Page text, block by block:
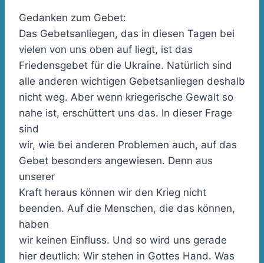
Gedanken zum Gebet:
Das Gebetsanliegen, das in diesen Tagen bei
vielen von uns oben auf liegt, ist das
Friedensgebet für die Ukraine. Natürlich sind
alle anderen wichtigen Gebetsanliegen deshalb
nicht weg. Aber wenn kriegerische Gewalt so
nahe ist, erschüttert uns das. In dieser Frage
sind
wir, wie bei anderen Problemen auch, auf das
Gebet besonders angewiesen. Denn aus
unserer
Kraft heraus können wir den Krieg nicht
beenden. Auf die Menschen, die das können,
haben
wir keinen Einfluss. Und so wird uns gerade
hier deutlich: Wir stehen in Gottes Hand. Was